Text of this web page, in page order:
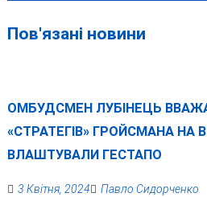
Пов'язані новини
ОМБУДСМЕН ЛУБІНЕЦЬ
«СТРАТЕГІВ» ГРОЙСМАНА НА
ВЛАШТУВАЛИ ГЕСТАПО
3 Квітня, 2024 Павло Сидорченко